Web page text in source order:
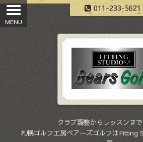
011-233-5621
クラブ調整からレッスンまで
札幌ゴルフ工房ベアーズゴルフはFitting